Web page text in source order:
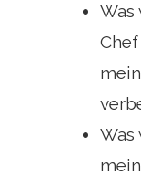
Was
Was